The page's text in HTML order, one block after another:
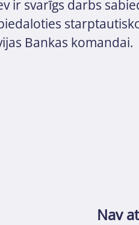
ir svarīgs darbs
Bankas komandai.
Nav